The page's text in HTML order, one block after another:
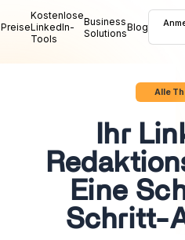
Preise
Kostenlose
LinkedIn-
Tools
Business
SolutionsBlog
Alle
Ihr
Eine
Schritt-